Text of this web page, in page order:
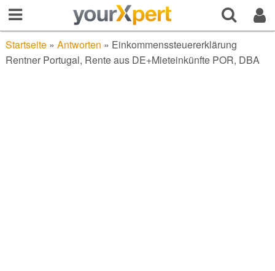
Startseite» Antworten » Einkommenssteuererklärung
Rentner Portugal, Rente aus DE+Mieteinkünfte POR, DBA